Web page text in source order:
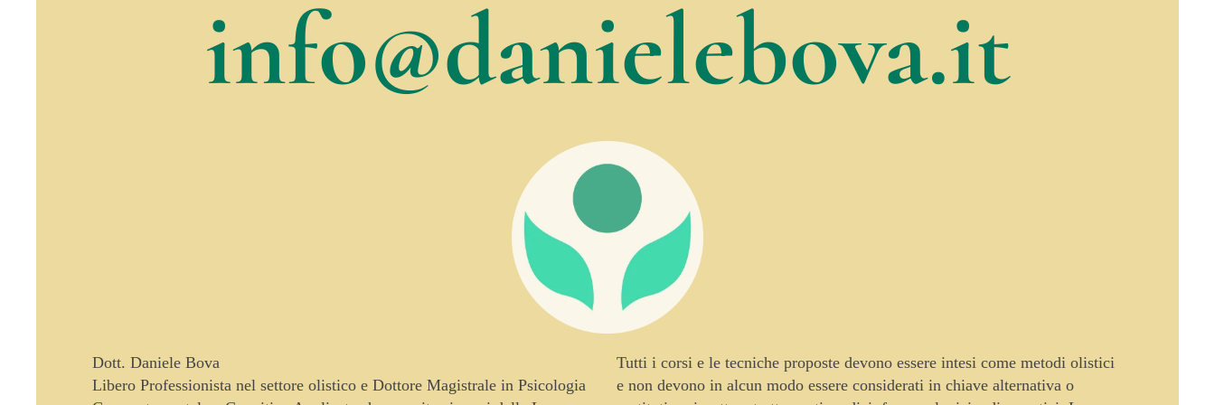
info@danielebova.it
Dott. Daniele Bova
Libero Professionista nel settore olistico e Dottore Magistrale in Psicologia
Tutti i corsi e le tecniche proposte devono essere intesi come metodi olistici
e non devono in alcun modo essere considerati in chiave alternativa o